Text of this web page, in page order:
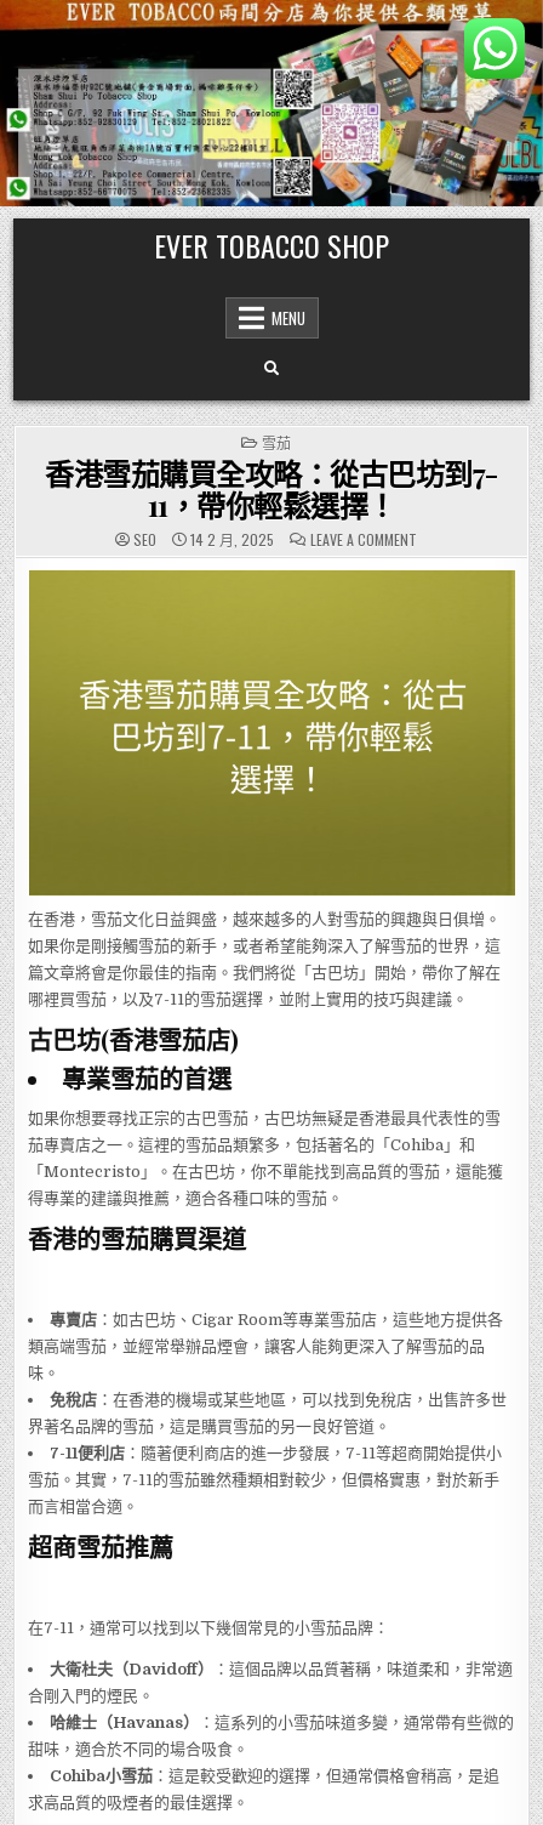
Skip
to
content
EVER TOBACCO SHOP
MENU
POSTED
IN
雪茄
香港雪茄購買全攻略：從古巴坊到7-
11，帶你輕鬆選擇！
SEO 14 2 月, 2025 LEAVE A COMMENTON
香
港
從
古
巴
坊
到
7-
在香港，雪茄文化日益興盛，越來越多的人對雪茄的興趣與日俱增。
如果你是剛接觸雪茄的新手，或者希望能夠深入了解雪茄的世界，這
篇文章將會是你最佳的指南。我們將從「古巴坊」開始，帶你了解在
哪裡買雪茄，以及7-11的雪茄選擇，並附上實用的技巧與建議。
古巴坊(香港雪茄店)
專業雪茄的首選
如果你想要尋找正宗的古巴雪茄，古巴坊無疑是香港最具代表性的雪
茄專賣店之一。這裡的雪茄品類繁多，包括著名的「Cohiba」和
「Montecristo」。在古巴坊，你不單能找到高品質的雪茄，還能獲
得專業的建議與推薦，適合各種口味的雪茄。
香港的雪茄購買渠道
專賣店 ：如古巴坊、Cigar Room等專業雪茄店，這些地方提供各
類高端雪茄，並經常舉辦品煙會，讓客人能夠更深入了解雪茄的品
味。
免稅店 ：在香港的機場或某些地區，可以找到免稅店，出售許多世
界著名品牌的雪茄，這是購買雪茄的另一良好管道。
7-11便利店 ：隨著便利商店的進一步發展，7-11等超商開始提供小
雪茄。其實，7-11的雪茄雖然種類相對較少，但價格實惠，對於新手
而言相當合適。
超商雪茄推薦
在7-11，通常可以找到以下幾個常見的小雪茄品牌：
大衛杜夫（Davidoff）
：這個品牌以品質著稱，味道柔和，非常適
合剛入門的煙民。
哈維士（Havanas）
：這系列的小雪茄味道多變，通常帶有些微的
甜味，適合於不同的場合吸食。
Cohiba小雪茄 ：這是較受歡迎的選擇，但通常價格會稍高，是追
求高品質的吸煙者的最佳選擇。